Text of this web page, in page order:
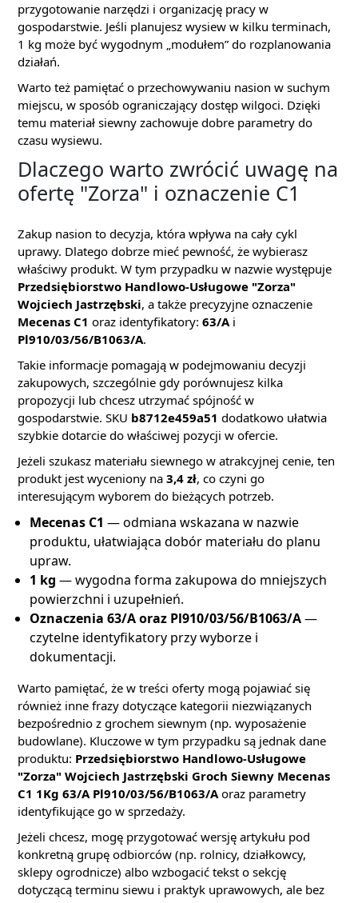
przygotowanie narzędzi i organizację pracy w
gospodarstwie. Jeśli planujesz wysiew w kilku terminach,
1 kg może być wygodnym „modułem” do rozplanowania
działań.
Warto też pamiętać o przechowywaniu nasion w suchym
miejscu, w sposób ograniczający dostęp wilgoci. Dzięki
temu materiał siewny zachowuje dobre parametry do
czasu wysiewu.
Dlaczego warto zwrócić uwagę na
ofertę "Zorza" i oznaczenie C1
Zakup nasion to decyzja, która wpływa na cały cykl
uprawy. Dlatego dobrze mieć pewność, że wybierasz
właściwy produkt. W tym przypadku w nazwie występuje
Przedsiębiorstwo Handlowo-Usługowe "Zorza"
Wojciech Jastrzębski, a także precyzyjne oznaczenie
Mecenas C1 oraz identyfikatory: 63/Ai
Pl910/03/56/B1063/A.
Takie informacje pomagają w podejmowaniu decyzji
zakupowych, szczególnie gdy porównujesz kilka
propozycji lub chcesz utrzymać spójność w
gospodarstwie. SKU b8712e459a51 dodatkowo ułatwia
szybkie dotarcie do właściwej pozycji w ofercie.
Jeżeli szukasz materiału siewnego w atrakcyjnej cenie, ten
produkt jest wyceniony na 3,4 zł, co czyni go
interesującym wyborem do bieżących potrzeb.
Mecenas C1 — odmiana wskazana w nazwie
produktu, ułatwiająca dobór materiału do planu
upraw.
1 kg — wygodna forma zakupowa do mniejszych
powierzchni i uzupełnień.
Oznaczenia 63/A oraz Pl910/03/56/B1063/A—
czytelne identyfikatory przy wyborze i
dokumentacji.
Warto pamiętać, że w treści oferty mogą pojawiać się
również inne frazy dotyczące kategorii niezwiązanych
bezpośrednio z grochem siewnym (np. wyposażenie
budowlane). Kluczowe w tym przypadku są jednak dane
produktu: Przedsiębiorstwo Handlowo-Usługowe
"Zorza" Wojciech Jastrzębski Groch Siewny Mecenas
C1 1Kg 63/A Pl910/03/56/B1063/Aoraz parametry
identyfikujące go w sprzedaży.
Jeżeli chcesz, mogę przygotować wersję artykułu pod
konkretną grupę odbiorców (np. rolnicy, działkowcy,
sklepy ogrodnicze) albo wzbogacić tekst o sekcję
dotyczącą terminu siewu i praktyk uprawowych, ale bez